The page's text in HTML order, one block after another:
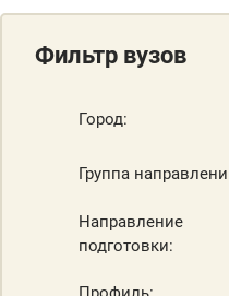
Фильтр вузов
Город:
Группа
Направление
подготовки: